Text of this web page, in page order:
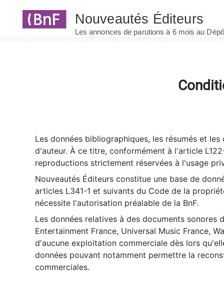
Les données bibliographiques, les résumés et
d'auteur. À ce titre, conformément à l'article
reproductions strictement réservées à l'usage
Nouveautés Éditeurs constitue une base de
articles L341-1 et suivants du Code de la
nécessite l'autorisation préalable de la BnF.
Les données relatives à des documents sonores
Entertainment France, Universal Music France,
d'aucune exploitation commerciale dès lors
données pouvant notamment permettre la
commerciales.